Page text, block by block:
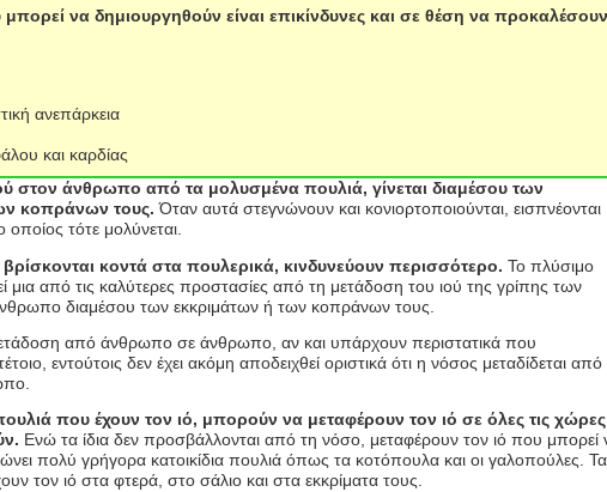
να δημιουργηθούν είναι επικίνδυνες και σε θέση να προκαλέσουν
ανεπάρκεια
και καρδίας
στον άνθρωπο από τα μολυσμένα πουλιά, γίνεται διαμέσου των
κοπράνων τους. Όταν αυτά στεγνώνουν και κονιορτοποιούνται, εισπνέονται
τότε μολύνεται.
κοντά στα πουλερικά, κινδυνεύουν περισσότερο. Το πλύσιμο
μια από τις καλύτερες προστασίες από τη μετάδοση του ιού της γρίπης των
διαμέσου των εκκριμάτων ή των κοπράνων τους.
από άνθρωπο σε άνθρωπο, αν και υπάρχουν περιστατικά που
εντούτοις δεν έχει ακόμη αποδειχθεί οριστικά ότι η νόσος μεταδίδεται από
που έχουν τον ιό, μπορούν να μεταφέρουν τον ιό σε όλες τις χώρες
Ενώ τα ίδια δεν προσβάλλονται από τη νόσο, μεταφέρουν τον ιό που μπορεί
πολύ γρήγορα κατοικίδια πουλιά όπως τα κοτόπουλα και οι γαλοπούλες. Τα
τον ιό στα φτερά, στο σάλιο και στα εκκρίματα τους.